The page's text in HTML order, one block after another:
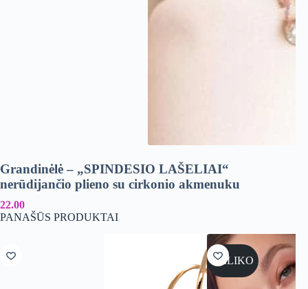
Grandinėlė – „SPINDESIO LAŠELIAI“
nerūdijančio plieno su cirkonio akmenuku
22.00
PANAŠŪS PRODUKTAI
NELIKO